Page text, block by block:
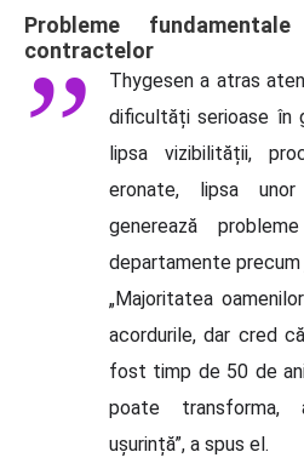
Probleme
contractelor
Thygesen a atras
dificultăți serioase în
lipsa vizibilității,
eronate, lipsa
generează
departamente precum
„Majoritatea
acordurile, dar cred
fost timp de 50 de
poate transforma,
ușurință”, a spus el.